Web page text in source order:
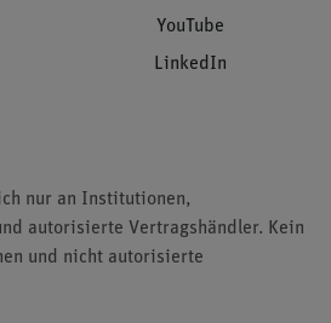
YouTube
LinkedIn
nur an Institutionen,
autorisierte Vertragshändler. Kein
und nicht autorisierte